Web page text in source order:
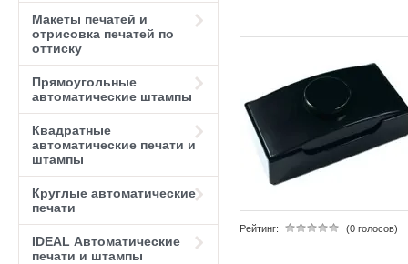
Макеты печатей и
отрисовка печатей по
оттиску
Прямоугольные
автоматические штампы
Квадратные
автоматические печати и
штампы
Круглые автоматические
печати
IDEAL Автоматические
печати и штампы
Рейтинг: (0 голосов)